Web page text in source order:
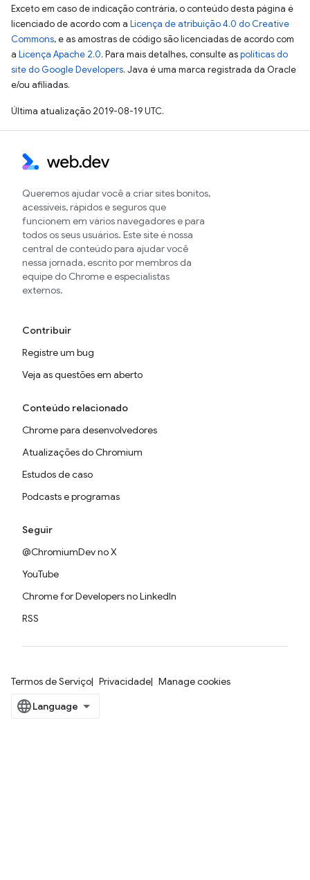
Exceto em caso de indicação contrária, o conteúdo desta página é
licenciado de acordo com a Licença de atribuição 4.0 do Creative
Commons, e as amostras de código são licenciadas de acordo com
a Licença Apache 2.0. Para mais detalhes, consulte aspolíticas do
site do Google Developers. Java é uma marca registrada da Oracle
e/ou afiliadas.
Última atualização 2019-08-19 UTC.
Queremos ajudar você a criar sites bonitos,
acessíveis, rápidos e seguros que
funcionem em vários navegadores e para
todos os seus usuários. Este site é nossa
central de conteúdo para ajudar você
nessa jornada, escrito por membros da
equipe do Chrome e especialistas
externos.
Contribuir
Registre um bug
Veja as questões em aberto
Conteúdo relacionado
Chrome para desenvolvedores
Atualizações do Chromium
Estudos de caso
Podcasts e programas
Seguir
@ChromiumDev no X
YouTube
Chrome for Developers no LinkedIn
RSS
Termos de Serviço Privacidade Manage cookies